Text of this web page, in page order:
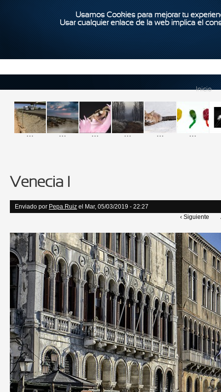
Usamos Cookies para mejorar tu
Usar cualquier enlace de la web implica el
Inicio
... ... ... ... ... ...
Venecia I
Enviado por Pepa Ruiz el Mar, 05/03/2019 - 22:27
‹ Siguiente